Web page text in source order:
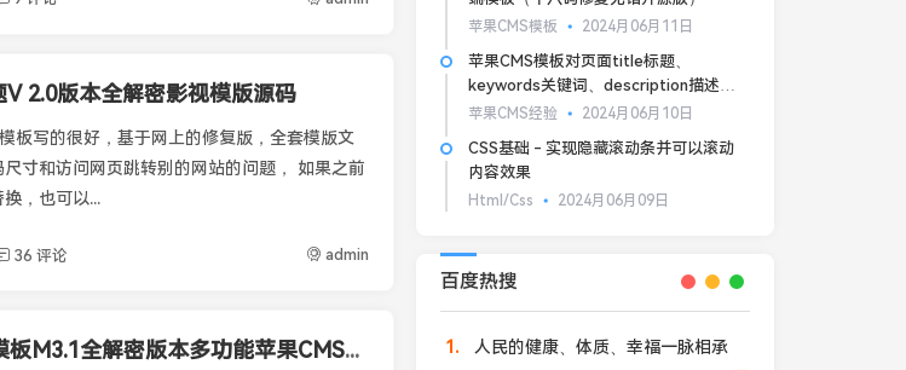
2.0版本全解密影视模版源码
板写的很好，基于网上的修复版，全套模版文
寸和访问网页跳转别的网站的问题， 如果之前
，也可以...
36 评论 admin
2022新版海螺影视主题模板M3.1全解密版本多功能苹果CMSv10后台自适应主题
苹果CMS模板 2024月06月11日
苹果CMS模板对页面title标题、
keywords关键词、description描述的
基本SEO优化
苹果CMS经验 2024月06月10日
CSS基础 - 实现隐藏滚动条并可以滚动
内容效果
Html/Css 2024月06月09日
百度热搜
1
人民的健康、体质、幸福一脉相承